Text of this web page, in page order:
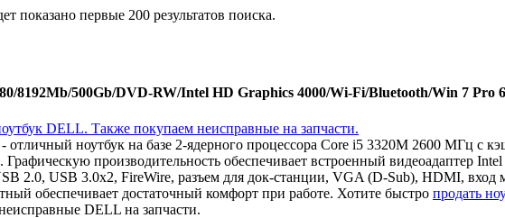
показано первые 200 результатов поиска.
8192Mb/500Gb/DVD-RW/Intel HD Graphics 4000/Wi-Fi/Bluetooth/Win 7 Pro
ноутбук на базе 2-ядерного процессора Core i5 3320M 2600 МГц с
производительность обеспечивает встроенный видеоадаптер
2.0, USB 3.0x2, FireWire, разъем для док-станции, VGA (D-Sub), HDMI,
обеспечивает достаточный комфорт при работе. Хотите быстро продать
DELL на запчасти.